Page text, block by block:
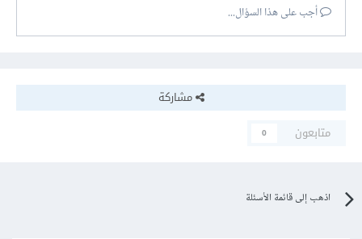
أجب على هذا السؤال...
مشاركة
متابعون
0
اذهب إلى قائمة الأسئلة